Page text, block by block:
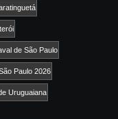
de São Paulo
Paulo 2026
Uruguaiana